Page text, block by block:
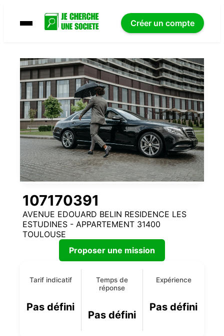
Créer un compte
107170391
AVENUE EDOUARD BELIN RESIDENCE LES
ESTUDINES - APPARTEMENT 31400
TOULOUSE
Proposer une mission
Tarif indicatif
Pas défini
Temps de
réponse
Pas défini
Expérience
Pas défini